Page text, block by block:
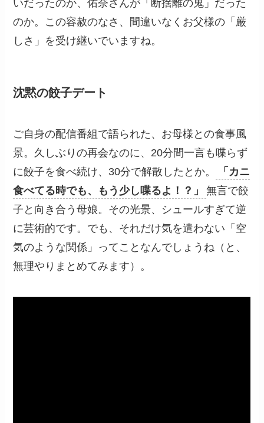
いだったのか、佑奈さんが「断捨離の鬼」だった
のか。この容赦のなさ、間違いなくお父様の「厳
しさ」を受け継いでいますね。
沈黙の餃子デート
ご自身の配信番組で語られた、お母様との食事風
景。久しぶりの再会なのに、20分間一言も喋らず
に餃子を食べ続け、30分で解散したとか。
「カニ
食べてる時でも、もう少し喋るよ！？」
無言で餃
子と向き合う母娘。その光景、シュールすぎて逆
に芸術的です。でも、それだけ気を遣わない「空
気のような関係」ってことなんでしょうね（と、
無理やりまとめてみます）。